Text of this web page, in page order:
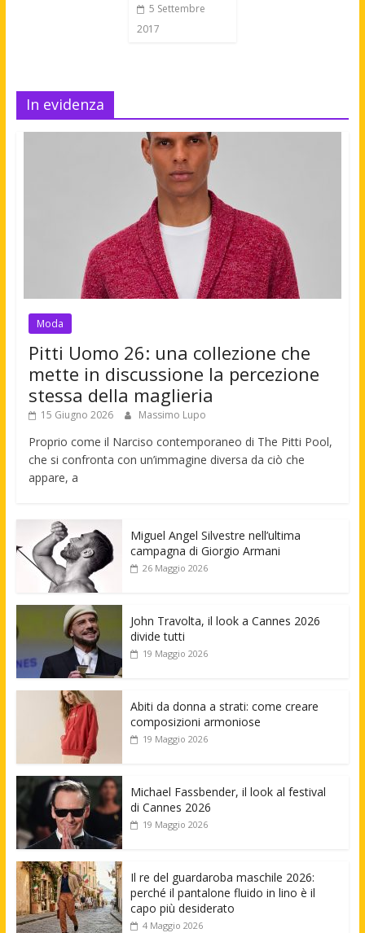
5 Settembre
2017
In evidenza
Moda
Pitti Uomo 26: una collezione che
mette in discussione la percezione
stessa della maglieria
15 Giugno 2026 Massimo Lupo
Proprio come il Narciso contemporaneo di The Pitti Pool,
che si confronta con un’immagine diversa da ciò che
appare, a
Miguel Angel Silvestre nell’ultima
campagna di Giorgio Armani
26 Maggio 2026
John Travolta, il look a Cannes 2026
divide tutti
19 Maggio 2026
Abiti da donna a strati: come creare
composizioni armoniose
19 Maggio 2026
Michael Fassbender, il look al festival
di Cannes 2026
19 Maggio 2026
Il re del guardaroba maschile 2026:
perché il pantalone fluido in lino è il
capo più desiderato
4 Maggio 2026